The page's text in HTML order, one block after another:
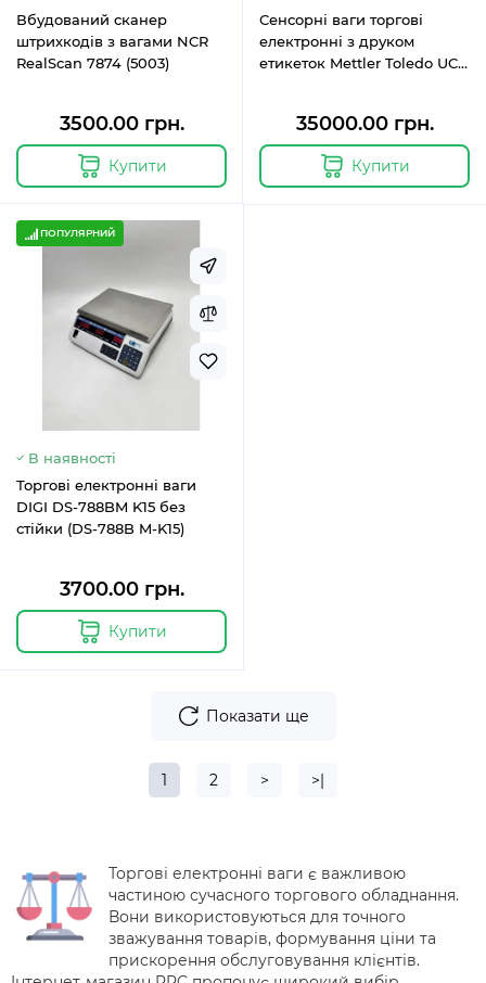
Вбудований сканер
штрихкодів з вагами NCR
RealScan 7874 (5003)
3500.00 грн.
Купити
Сенсорні ваги торгові
електронні з друком
етикеток Mettler Toledo UC-
35000.00 грн.
Купити
ПОПУЛЯРНИЙ
В наявності
Торгові електронні ваги
DIGI DS-788BM K15 без
стійки (DS-788B M-K15)
3700.00 грн.
Купити
Показати ще
1 2 > >|
Торгові електронні ваги є важливою
частиною сучасного торгового обладнання.
Вони використовуються для точного
зважування товарів, формування ціни та
прискорення обслуговування клієнтів.